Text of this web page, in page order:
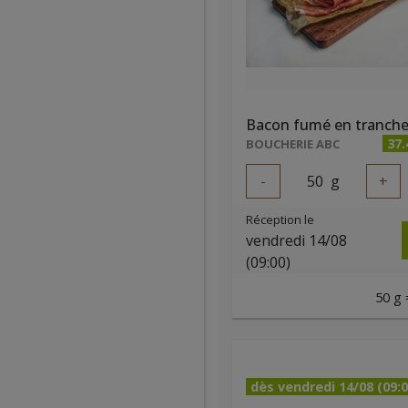
Bacon fumé en
BOUCHERIE ABC
- 50 g +
Réception le
vendredi 14/08
(09:00)
50 g
dès vendredi 14/08